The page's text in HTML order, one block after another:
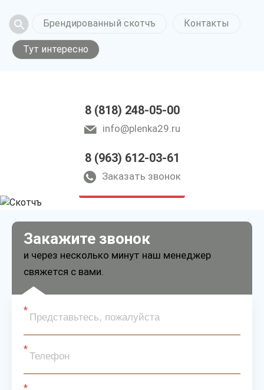
Брендированный скотчъ Контакты
Тут интересно
8 (818) 248-05-00
info@plenka29.ru
8 (963) 612-03-61
Заказать звонок
Скотч в Архангельске
Закажите звонок
и через несколько минут наш менеджер
свяжется с вами.